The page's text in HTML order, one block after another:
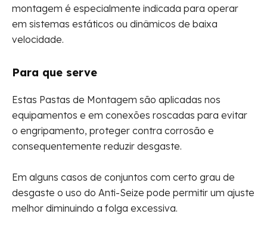
montagem é especialmente indicada para operar
em sistemas estáticos ou dinâmicos de baixa
velocidade.
Para que serve
Estas Pastas de Montagem são aplicadas nos
equipamentos e em conexões roscadas para evitar
o engripamento, proteger contra corrosão e
consequentemente reduzir desgaste.
Em alguns casos de conjuntos com certo grau de
desgaste o uso do Anti-Seize pode permitir um ajuste
melhor diminuindo a folga excessiva.